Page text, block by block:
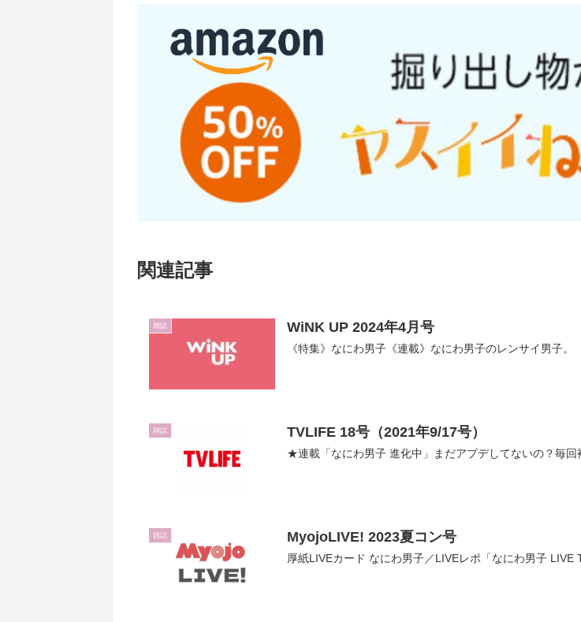
関連記事
雑誌 WiNK UP 2024年4月号
《特集》なにわ男子《連載》なにわ男子のレンサイ男子。
雑誌 TVLIFE 18号（2021年9/17号）
★連載「なにわ男子 進化中」まだアプデしてないの？毎
雑誌 MyojoLIVE! 2023夏コン号
厚紙LIVEカード なにわ男子／LIVEレポ「なにわ男子 LIVE